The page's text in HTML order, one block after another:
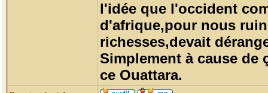
l'idée que l'occident
d'afrique,pour nous
richesses,devait
Simplement à cause de
ce Ouattara.